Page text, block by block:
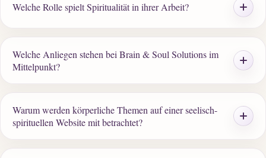
Welche Rolle spielt Spiritualität in ihrer Arbeit?
Welche Anliegen stehen bei Brain & Soul Solutions im
Mittelpunkt?
Warum werden körperliche Themen auf einer seelisch-
spirituellen Website mit betrachtet?